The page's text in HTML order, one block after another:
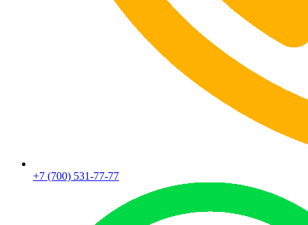
+7 (700) 531-77-77